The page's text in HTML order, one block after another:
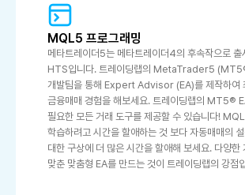
MQL5 프로그래밍
메타트레이더5는 메타트레이더4의 후속작으로 출
HTS입니다. 트레이딩랩의 MetaTrader5
개발팀을 통해 Expert Advisor (EA)를 제작하여
금융매매 경험을 해보세요. 트레이딩랩의 MT5®
필요한 모든 거래 도구를 제공할 수 있습니다!
학습하려고 시간을 할애하는 것 보다 자동매매의 설
대한 구상에 더 많은 시간을 할애해 보세요. 다양한
맞춘 맞춤형 EA를 만드는 것이 트레이딩랩의 강점